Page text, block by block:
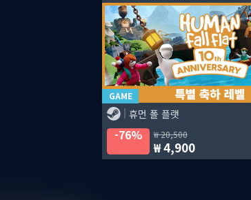
GAME
휴먼 폴 플랫
76% 20,500
4,900